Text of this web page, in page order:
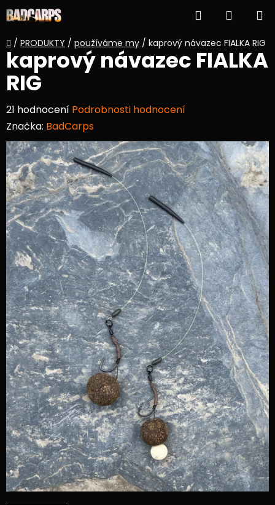
Přejít
na
Hledat
Domů
/ PRODUKTY / používáme my / kaprový návazec FIALKA RIG
kaprový návazec FIALKA
RIG
Průměrné
hodnocení
produktu
je
3,2
z
5
hvězdiček.
21 hodnocení Podrobnosti hodnocení
Značka: BadCarps